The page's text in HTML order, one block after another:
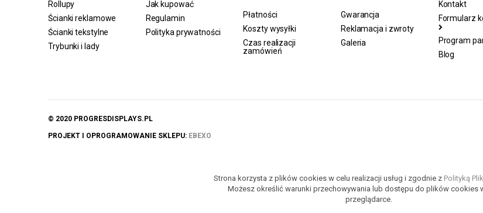
Rollupy
Ścianki reklamowe
Ścianki tekstylne
Trybunki i lady
Jak kupować
Regulamin
Polityka prywatności
Płatności
Koszty wysyłki
Czas realizacji
zamówień
Gwarancja
Reklamacja i zwroty
Galeria
Kontakt
Formularz
Program
Blog
© 2020 PROGRESDISPLAYS.PL
PROJEKT I OPROGRAMOWANIE SKLEPU: EBEXO
Strona korzysta z plików cookies w celu realizacji usług i zgodnie z Polityką
Możesz określić warunki przechowywania lub dostępu do plików cookies
przeglądarce.